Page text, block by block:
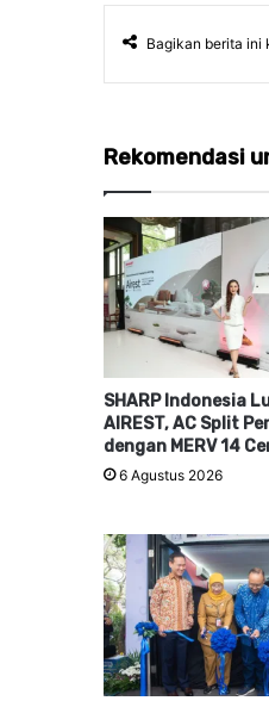
Bagikan berita ini
Rekomendasi
SHARP Indonesia
AIREST, AC Split
dengan MERV 14
6 Agustus 2026